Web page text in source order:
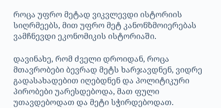
როცა უფრო მეტად ვიკვლევდი ისტორიის
სიღრმეებს, მით უფრო მეტ კანონზმოიერებას
ვამჩნევდი ეკონომიკის ისტორიაში.
დავინახე, რომ ძველი დროიდან, როცა
მთავრობები ბევრად მეტს ხარჯავდნენ, ვიდრე
გადასახადებით იღებდნენ და პოლიტიკური
პირობები უარესდებოდა, მათ ფული
უთავდებოდათ და მეტი სჭირდებოდათ.